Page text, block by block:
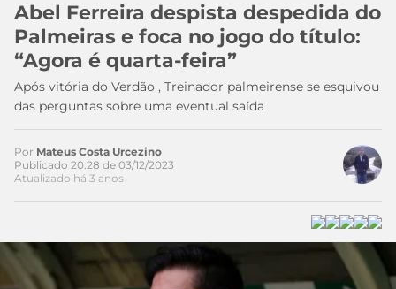
DE
APOSTA
MELHORES
SITES
DE
APOSTAS
2026
BETBOOM
COPA
DO
MUNDO
TIMES
MEU
TIME
PALMEIRAS
CAMPEONATOS
SÉRIE
A
ESPORTIVA
Abel Ferreira despista despedida do
Palmeiras e foca no jogo do título:
“Agora é quarta-feira”
Após vitória do Verdão , Treinador palmeirense se esquivou
das perguntas sobre uma eventual saída
Por Mateus Costa Urcezino
Publicado 20:28 de 03/12/2023
Atualizado há 3 anos